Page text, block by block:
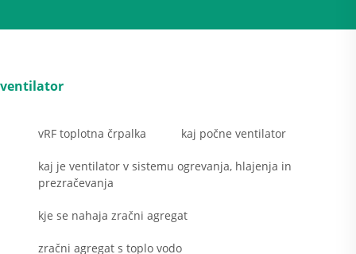
ventilator
vRF toplotna črpalka kaj počne ventilator
kaj je ventilator v sistemu ogrevanja, hlajenja in
prezračevanja
kje se nahaja zračni agregat
zračni agregat s toplo vodo